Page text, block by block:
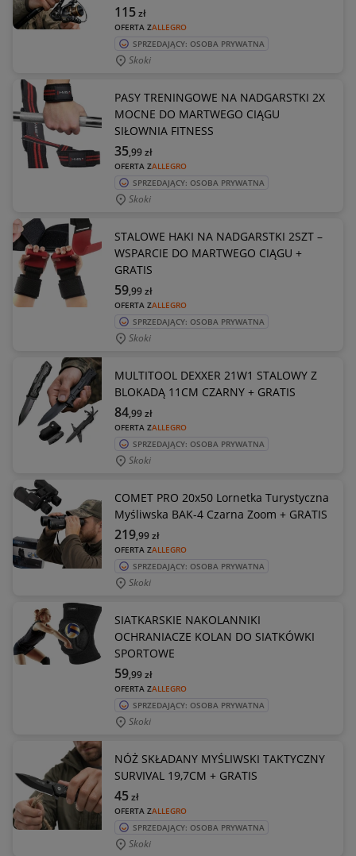
OFERTA ZALLEGRO
115zł
SPRZEDAJĄCY: OSOBA PRYWATNA
Skoki
PASY TRENINGOWE NA NADGARSTKI 2X
MOCNE DO MARTWEGO CIĄGU
SIŁOWNIA FITNESS
OFERTA ZALLEGRO
35,99zł
SPRZEDAJĄCY: OSOBA PRYWATNA
Skoki
STALOWE HAKI NA NADGARSTKI 2SZT –
WSPARCIE DO MARTWEGO CIĄGU +
GRATIS
OFERTA ZALLEGRO
59,99zł
SPRZEDAJĄCY: OSOBA PRYWATNA
Skoki
MULTITOOL DEXXER 21W1 STALOWY Z
BLOKADĄ 11CM CZARNY + GRATIS
OFERTA ZALLEGRO
84,99zł
SPRZEDAJĄCY: OSOBA PRYWATNA
Skoki
COMET PRO 20x50 Lornetka Turystyczna
Myśliwska BAK-4 Czarna Zoom + GRATIS
OFERTA ZALLEGRO
219,99zł
SPRZEDAJĄCY: OSOBA PRYWATNA
Skoki
SIATKARSKIE NAKOLANNIKI
OCHRANIACZE KOLAN DO SIATKÓWKI
SPORTOWE
OFERTA ZALLEGRO
59,99zł
SPRZEDAJĄCY: OSOBA PRYWATNA
Skoki
NÓŻ SKŁADANY MYŚLIWSKI TAKTYCZNY
SURVIVAL 19,7CM + GRATIS
OFERTA ZALLEGRO
45zł
SPRZEDAJĄCY: OSOBA PRYWATNA
Skoki